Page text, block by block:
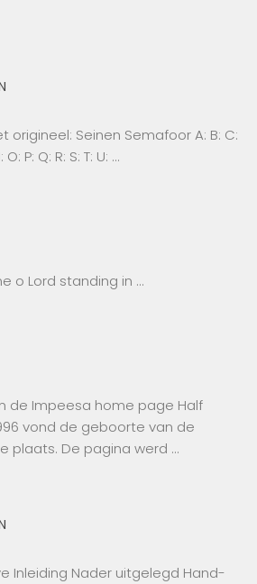
origineel: Seinen Semafoor A: B: C:
O: P: Q: R: S: T: U: …
o Lord standing in …
de Impeesa home page Half
vond de geboorte van de
plaats. De pagina werd …
Inleiding Nader uitgelegd Hand-